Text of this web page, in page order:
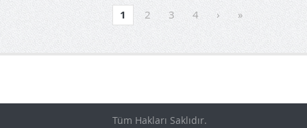
1 2 3 4 › »
Tüm Hakları Saklıdır.